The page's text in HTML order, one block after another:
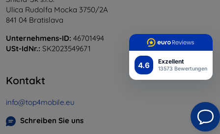
4.6 Exzellent
13573 Bewertungen
Ulica Rudolfa Mocka 3750/2A
841 04 Bratislava
Unternehmens-ID: 46701494
USt-IdNr.: SK2023549671
Kontakt
info@top4mobile.eu
Schreiben Sie uns